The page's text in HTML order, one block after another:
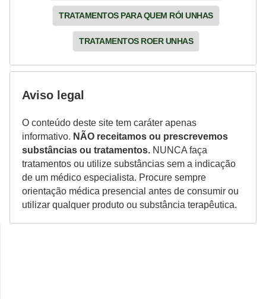
TRATAMENTOS PARA QUEM RÓI UNHAS
TRATAMENTOS ROER UNHAS
Aviso legal
O conteúdo deste site tem caráter apenas
informativo. NÃO receitamos ou prescrevemos
substâncias ou tratamentos. NUNCA faça
tratamentos ou utilize substâncias sem a indicação
de um médico especialista. Procure sempre
orientação médica presencial antes de consumir ou
utilizar qualquer produto ou substância terapêutica.